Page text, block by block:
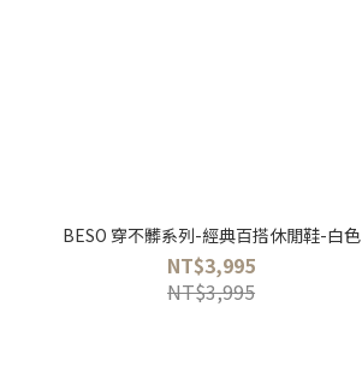
BESO 穿不髒系列-經典百搭休閒鞋-白色
NT$3,995
NT$3,995